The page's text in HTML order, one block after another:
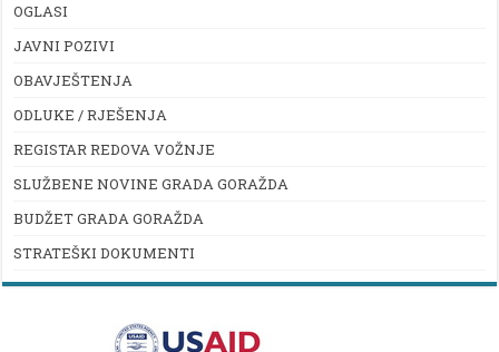
OGLASI
JAVNI POZIVI
OBAVJEŠTENJA
ODLUKE / RJEŠENJA
REGISTAR REDOVA VOŽNJE
SLUŽBENE NOVINE GRADA GORAŽDA
BUDŽET GRADA GORAŽDA
STRATEŠKI DOKUMENTI